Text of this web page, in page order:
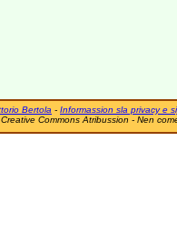
Bertola - Informassion sla privacy e
Commons Atribussion - Nen